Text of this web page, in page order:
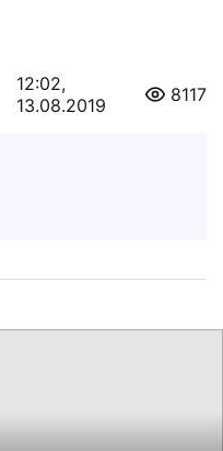
12:02,
13.08.2019
8117